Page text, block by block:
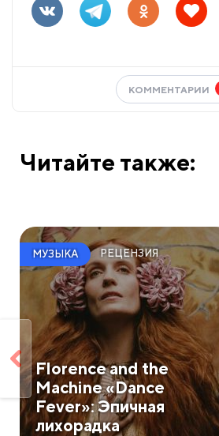
КОММЕНТАРИИ
Читайте также:
МУЗЫКА РЕЦЕНЗИЯ
​Florence and the
Machine «Dance
Fever»: Эпичная
лихорадка